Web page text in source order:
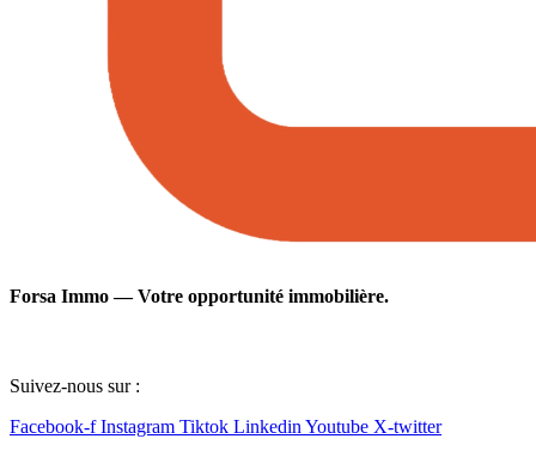
Forsa Immo — Votre opportunité immobilière.
Suivez-nous sur :
Facebook-f Instagram Tiktok Linkedin Youtube X-twitter